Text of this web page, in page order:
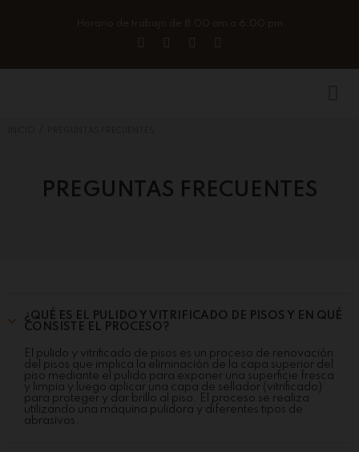
Horario de trabajo de 8:00 am a 6:00 pm
PREGUNTAS FRECUENTES
¿QUÉ ES EL PULIDO Y VITRIFICADO DE PISOS Y EN QUÉ
CONSISTE EL PROCESO?
El pulido y vitrificado de pisos es un proceso de renovación
del pisos que implica la eliminación de la capa superior del
piso mediante el pulido para exponer una superficie fresca
y limpia y luego aplicar una capa de sellador (vitrificado)
para proteger y dar brillo al piso. El proceso se realiza
utilizando una máquina pulidora y diferentes tipos de
abrasivos.